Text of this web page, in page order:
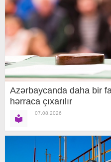
Azərbaycanda daha bir
hərraca çıxarılır
07.08.2026